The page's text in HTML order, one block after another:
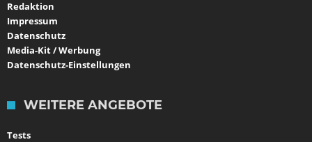
Redaktion
Impressum
Datenschutz
Media-Kit / Werbung
Datenschutz-Einstellungen
WEITERE ANGEBOTE
Tests